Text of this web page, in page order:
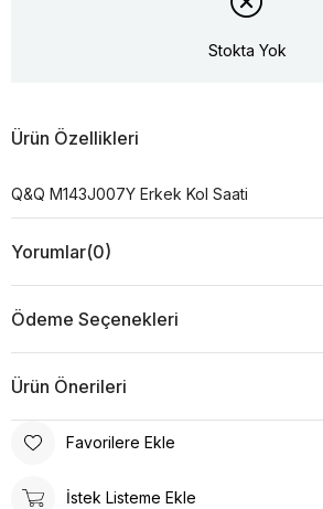
Stokta Yok
Ürün Özellikleri
Q&Q M143J007Y Erkek Kol Saati
Yorumlar(0)
Ödeme Seçenekleri
Ürün Önerileri
Favorilere Ekle
İstek Listeme Ekle